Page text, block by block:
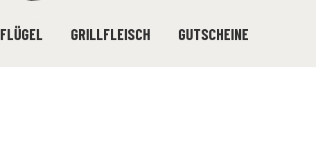
GRILLFLEISCH GUTSCHEINE